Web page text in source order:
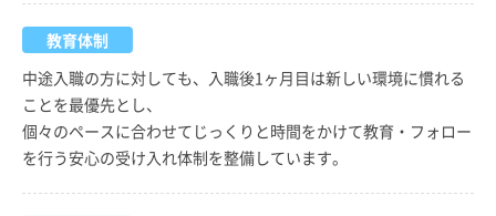
教育体制
中途入職の方に対しても、入職後1ヶ月目は新しい環境に慣れる
ことを最優先とし、
個々のペースに合わせてじっくりと時間をかけて教育・フォロー
を行う安心の受け入れ体制を整備しています。